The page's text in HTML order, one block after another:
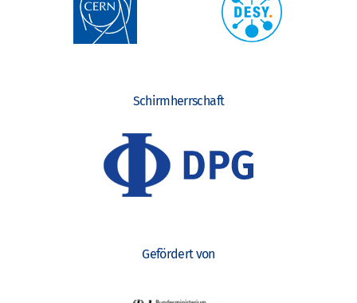
Schirmherrschaft
Gefördert von